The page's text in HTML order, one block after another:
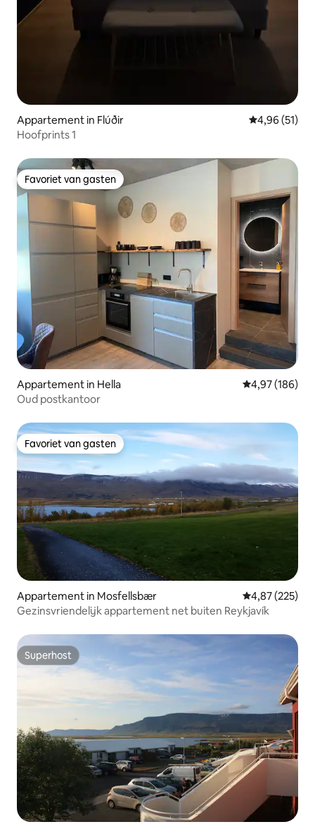
Appartement in Flúðir Gemiddelde
4,96 (51)
Hoofprints 1
Favoriet van gasten
Favoriet van gasten
Appartement in Hella Gemiddelde
4,97 (186)
Oud postkantoor
Favoriet van gasten
Favoriet van gasten
Appartement in Mosfellsbær Gemiddelde
4,87 (225)
Gezinsvriendelijk appartement net buiten Reykjavík
Superhost
Superhost